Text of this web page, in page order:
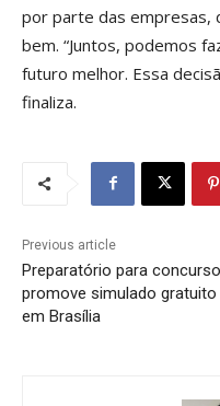
por parte das empresas,
bem. “Juntos, podemos
futuro melhor. Essa
finaliza.
Previous article
Preparatório para
promove simulado gratuito
em Brasília